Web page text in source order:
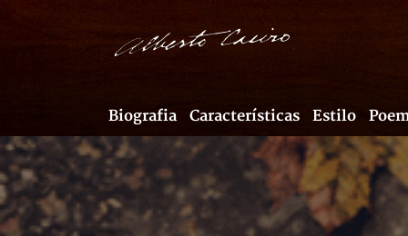
Biografia Características Estilo